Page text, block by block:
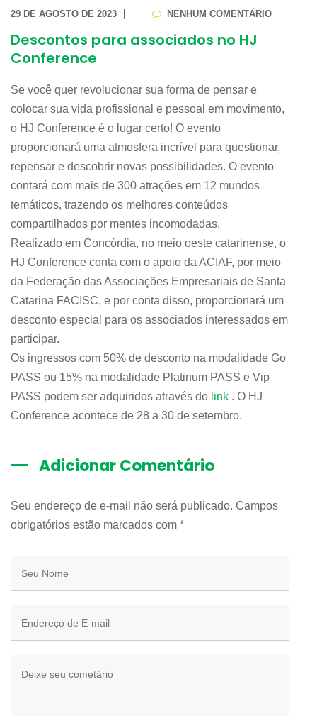
29 DE AGOSTO DE 2023 NENHUM COMENTÁRIO
Descontos para associados no HJ
Conference
Se você quer revolucionar sua forma de pensar e
colocar sua vida profissional e pessoal em movimento,
o HJ Conference é o lugar certo! O evento
proporcionará uma atmosfera incrível para questionar,
repensar e descobrir novas possibilidades. O evento
contará com mais de 300 atrações em 12 mundos
temáticos, trazendo os melhores conteúdos
compartilhados por mentes incomodadas.
Realizado em Concórdia, no meio oeste catarinense, o
HJ Conference conta com o apoio da ACIAF, por meio
da Federação das Associações Empresariais de Santa
Catarina FACISC, e por conta disso, proporcionará um
desconto especial para os associados interessados em
participar.
Os ingressos com 50% de desconto na modalidade Go
PASS ou 15% na modalidade Platinum PASS e Vip
PASS podem ser adquiridos através do link . O HJ
Conference acontece de 28 a 30 de setembro.
Adicionar Comentário
Seu endereço de e-mail não será publicado. Campos
obrigatórios estão marcados com *